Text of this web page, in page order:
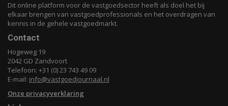
Dit online platform voor de vastgoedsector heeft als doel het bij
elkaar brengen van vastgoedprofessionals en het overdragen van
kennis in de gehele vastgoedmarkt.
Contact
Hogeweg 19
2042 GD Zandvoort
Telefoon: +31 (0) 23 743 49 09
E-mail: info@vastgoedjournaal.nl
Onze privacyverklaring